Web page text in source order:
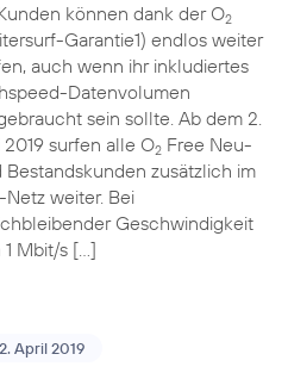
können dank der O2
Garantie1) endlos weiter
auch wenn ihr inkludiertes
Datenvolumen
sein sollte. Ab dem 2.
2019 surfen alle O2Free Neu-
Bestandskunden zusätzlich im
Netz weiter. Bei
Geschwindigkeit
1 Mbit/s […]
April 2019